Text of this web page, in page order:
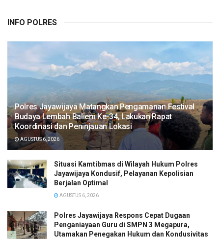
INFO POLRES
Polres Jayawijaya Matangkan Pengamanan Festival
Budaya Lembah Baliem Ke-34, Lakukan Rapat
Koordinasi dan Peninjauan Lokasi
AGUSTUS 6, 2026
Situasi Kamtibmas di Wilayah Hukum Polres
Jayawijaya Kondusif, Pelayanan Kepolisian
Berjalan Optimal
AGUSTUS 6, 2026
Polres Jayawijaya Respons Cepat Dugaan
Penganiayaan Guru di SMPN 3 Megapura,
Utamakan Penegakan Hukum dan Kondusivitas